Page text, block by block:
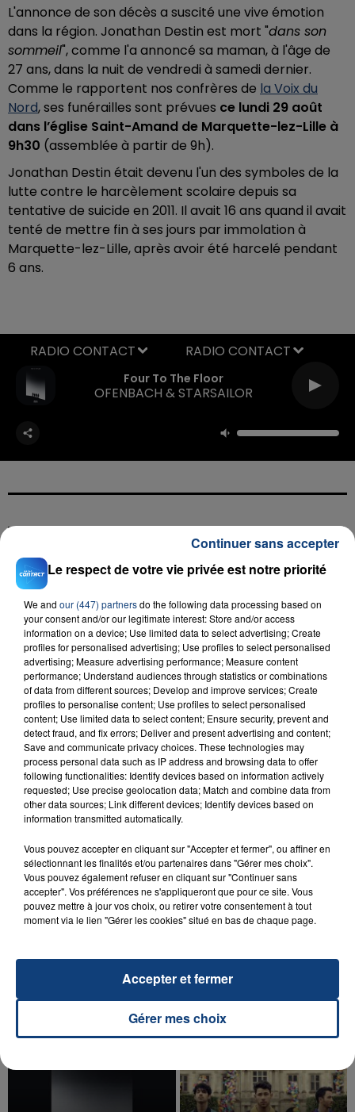
L'annonce de son décès a suscité une vive émotion
dans la région. Jonathan Destin est mort "dans son
sommeil", comme l'a annoncé sa maman, à l'âge de
27 ans, dans la nuit de vendredi à samedi dernier.
Comme le rapportent nos confrères de la Voix du
Nord, ses funérailles sont prévues ce lundi 29 août
dans l’église Saint-Amand de Marquette-lez-Lille à
9h30 (assemblée à partir de 9h).
Jonathan Destin était devenu l'un des symboles de la
lutte contre le harcèlement scolaire depuis sa
tentative de suicide en 2011. Il avait 16 ans quand il avait
tenté de mettre fin à ses jours par immolation à
Marquette-lez-Lille, après avoir été harcelé pendant
6 ans.
Four To The Floor
OFENBACH & STARSAILOR
RADIO CONTACT
23 juillet 2026
INCENDIE MORTEL À LENS : UNE FEMME ET
SON BÉBÉ ENTRE LA VIE ET LA...
Un homme s'est immolé par le feu après avoir
aspergé sa compagne et leur bébé de trois mois
d'un liquide inflammable.
20 juillet 2026
UNE ADOLESCENTE DEVANT SE FAIRE
OPÉRER DE LA CHEVILLE RESSORT DE LA...
reconnu sa responsabilité et présenté ses
TITRES DIFFUSÉS
Le respect de votre vie privée est notre priorité
We and our (447) partnersdo the following data processing based on
your consent and/or our legitimate interest: Store and/or access
information on a device; Use limited data to select advertising; Create
profiles for personalised advertising; Use profiles to select personalised
advertising; Measure advertising performance; Measure content
performance; Understand audiences through statistics or combinations
of data from different sources; Develop and improve services; Create
profiles to personalise content; Use profiles to select personalised
content; Use limited data to select content; Ensure security, prevent and
detect fraud, and fix errors; Deliver and present advertising and content;
Save and communicate privacy choices. These technologies may
process personal data such as IP address and browsing data to offer
following functionalities: Identify devices based on information actively
requested; Use precise geolocation data; Match and combine data from
other data sources; Link different devices; Identify devices based on
information transmitted automatically.
Vous pouvez accepter en cliquant sur "Accepter et fermer", ou affiner en
sélectionnant les finalités et/ou partenaires dans "Gérer mes choix".
Vous pouvez également refuser en cliquant sur "Continuer sans
accepter". Vos préférences ne s'appliqueront que pour ce site. Vous
pouvez mettre à jour vos choix, ou retirer votre consentement à tout
moment via le lien "Gérer les cookies" situé en bas de chaque page.
Gérer mes choix
Accepter et fermer
Continuer sans accepter